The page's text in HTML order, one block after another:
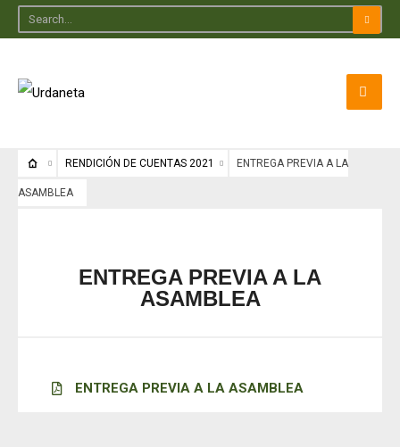
RENDICIÓN DE CUENTAS 2021 ENTREGA PREVIA A LA
ASAMBLEA
ENTREGA PREVIA A LA
ASAMBLEA
ENTREGA PREVIA A LA ASAMBLEA